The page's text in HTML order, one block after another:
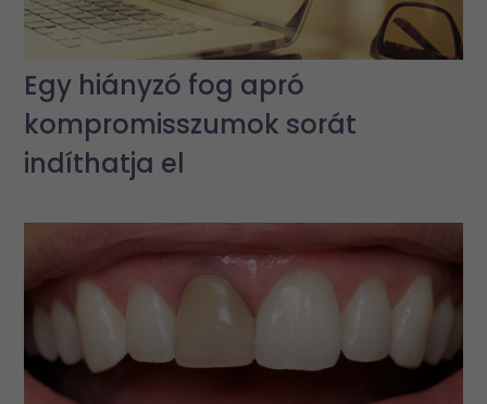
Egy hiányzó fog apró
kompromisszumok sorát
indíthatja el